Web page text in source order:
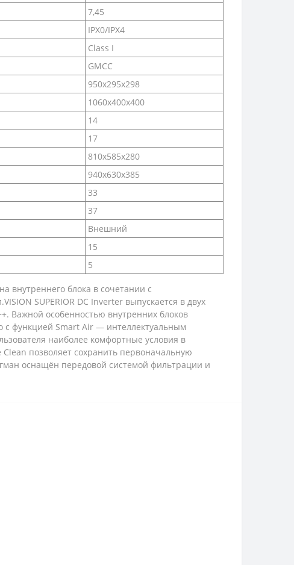
7,45
IPX0/IPX4
Class I
GMCC
950x295x298
1060x400x400
14
17
810x585x280
940x630x385
33
37
Внешний
15
5
внутреннего блока в сочетании с
SUPERIOR DC Inverter выпускается в двух
Важной особенностью внутренних блоков
с функцией Smart Air — интеллектуальным
наиболее комфортные условия в
позволяет сохранить первоначальную
оснащён передовой системой фильтрации и